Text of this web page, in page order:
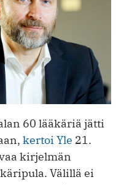
60 lääkäriä jätti
kertoi Yle 21.
kirjelmän
Välillä ei